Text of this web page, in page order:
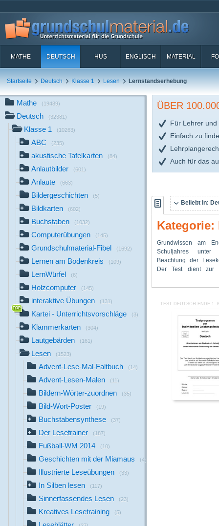
MATHE DEUTSCH HUS ENGLISCH MATERIAL
Startseite Deutsch Klasse 1 Lesen Lernstandserhebung
Mathe (19489)
Deutsch (32381)
Klasse 1 (10263)
ABC (235)
akustische Tafelkarten (84)
Anlautbilder (601)
Anlaute (663)
Bildergeschichten (5)
Bildkarten (602)
Buchstaben (1032)
Computerübungen (145)
Grundschulmaterial-Fibel (1692)
Lernen am Bodenkreis (109)
LernWürfel (6)
Holzcomputer (145)
interaktive Übungen (131)
Kartei - Unterrichtsvorschläge (3)
Klammerkarten (304)
Lautgebärden (161)
Lesen (1523)
Advent-Lese-Mal-Faltbuch (14)
Advent-Lesen-Malen (11)
Bildern-Wörter-zuordnen (35)
Bild-Wort-Poster (19)
Buchstabensynthese (37)
Der Lesetrainer (187)
Fußball-WM 2014 (10)
Geschichten mit der Miamaus (4)
Illustrierte Leseübungen (33)
In Silben lesen (117)
Sinnerfassendes Lesen (23)
Kreatives Lesetraining (5)
ÜBER
Für Lehrer und
Einfach zu
Auch für das
Beliebt in:
Kategorie:
Grundwissen am
Schuljahres unter
Beachtung der
Der Test dient zur
spezifischer
ist nicht auf das
beschränkt. Er dient
Grundlage für
Schüler
TEST DEUTSCH ENDE 1.